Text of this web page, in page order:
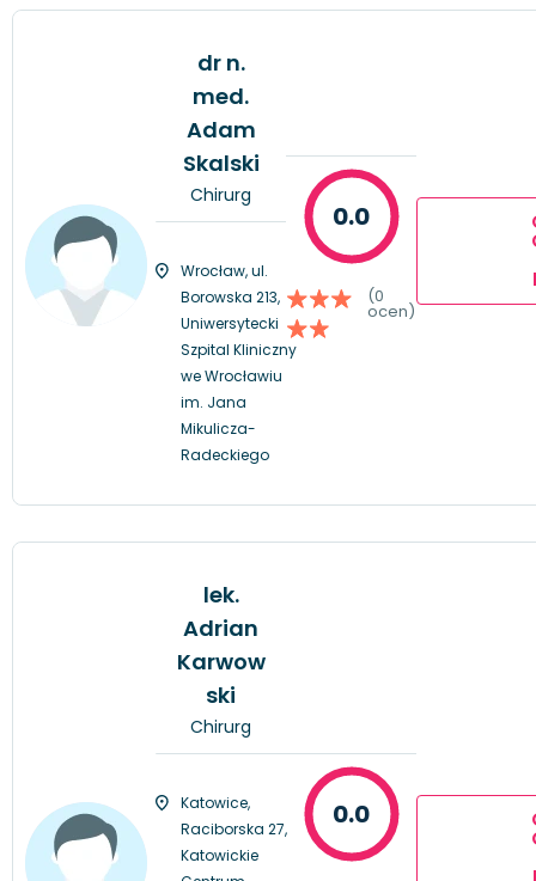
dr n.
med.
Adam
Skalski
Chirurg
Wrocław, ul.
Borowska 213,
Uniwersytecki
Szpital Kliniczny
we Wrocławiu
im. Jana
Mikulicza-
Radeckiego
0.0
(0
ocen)
lek.
Adrian
Karwow
ski
Chirurg
Katowice,
Raciborska 27,
Katowickie
0.0